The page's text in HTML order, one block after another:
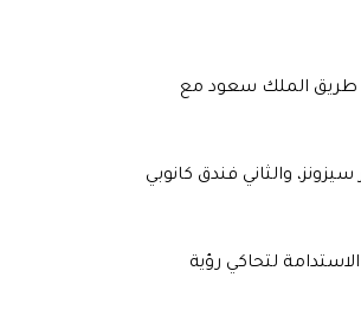
طريق الملك سعود مع
الأول فندق فور سيزونز، والثاني فندق كانوبي
لتحاكي رؤية